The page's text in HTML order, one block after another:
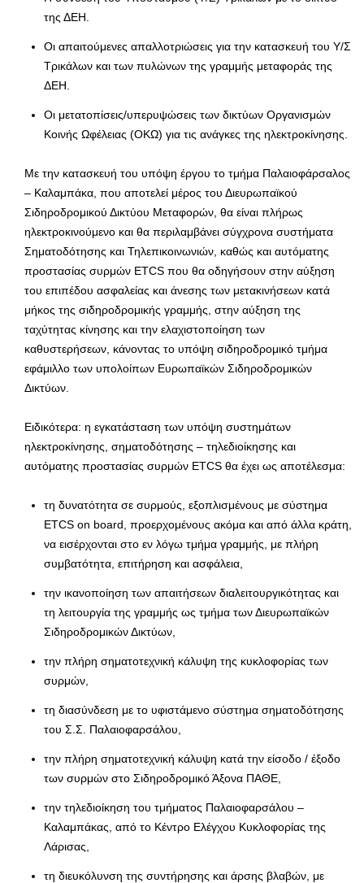
της ΔΕΗ.
Οι απαιτούμενες απαλλοτριώσεις για την κατασκευή του Υ/Σ
Τρικάλων και των πυλώνων της γραμμής μεταφοράς της
ΔΕΗ.
Οι μετατοπίσεις/υπερυψώσεις των δικτύων Οργανισμών
Κοινής Ωφέλειας (ΟΚΩ) για τις ανάγκες της ηλεκτροκίνησης.
Με την κατασκευή του υπόψη έργου το τμήμα Παλαιοφάρσαλος
– Καλαμπάκα, που αποτελεί μέρος του Διευρωπαϊκού
Σιδηροδρομικού Δικτύου Μεταφορών, θα είναι πλήρως
ηλεκτροκινούμενο και θα περιλαμβάνει σύγχρονα συστήματα
Σηματοδότησης και Τηλεπικοινωνιών, καθώς και αυτόματης
προστασίας συρμών ETCS που θα οδηγήσουν στην αύξηση
του επιπέδου ασφαλείας και άνεσης των μετακινήσεων κατά
μήκος της σιδηροδρομικής γραμμής, στην αύξηση της
ταχύτητας κίνησης και την ελαχιστοποίηση των
καθυστερήσεων, κάνοντας το υπόψη σιδηροδρομικό τμήμα
εφάμιλλο των υπολοίπων Ευρωπαϊκών Σιδηροδρομικών
Δικτύων.
Ειδικότερα: η εγκατάσταση των υπόψη συστημάτων
ηλεκτροκίνησης, σηματοδότησης – τηλεδιοίκησης και
αυτόματης προστασίας συρμών ETCS θα έχει ως αποτέλεσμα:
τη δυνατότητα σε συρμούς, εξοπλισμένους με σύστημα
ETCS on board, προερχομένους ακόμα και από άλλα κράτη,
να εισέρχονται στο εν λόγω τμήμα γραμμής, με πλήρη
συμβατότητα, επιτήρηση και ασφάλεια,
την ικανοποίηση των απαιτήσεων διαλειτουργικότητας και
τη λειτουργία της γραμμής ως τμήμα των Διευρωπαϊκών
Σιδηροδρομικών Δικτύων,
την πλήρη σηματοτεχνική κάλυψη της κυκλοφορίας των
συρμών,
τη διασύνδεση με το υφιστάμενο σύστημα σηματοδότησης
του Σ.Σ. Παλαιοφαρσάλου,
την πλήρη σηματοτεχνική κάλυψη κατά την είσοδο / έξοδο
των συρμών στο Σιδηροδρομικό Άξονα ΠΑΘΕ,
την τηλεδιοίκηση του τμήματος Παλαιοφαρσάλου –
Καλαμπάκας, από το Κέντρο Ελέγχου Κυκλοφορίας της
Λάρισας,
τη διευκόλυνση της συντήρησης και άρσης βλαβών, με